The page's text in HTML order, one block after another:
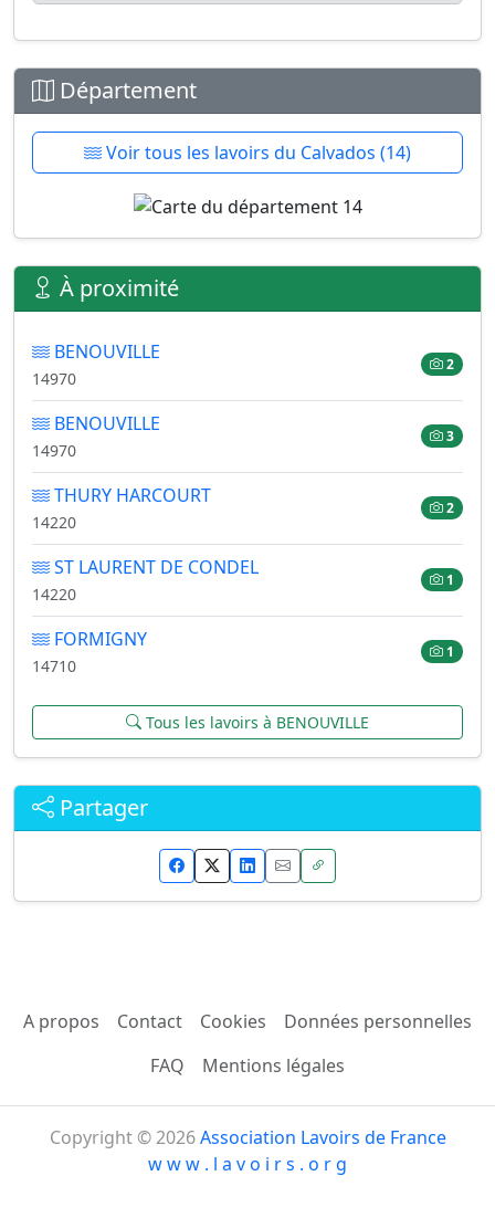
Département
Voir tous les lavoirs du Calvados (14)
À proximité
BENOUVILLE
14970
2
BENOUVILLE
14970
3
THURY HARCOURT
14220
2
ST LAURENT DE CONDEL
14220
1
FORMIGNY
14710
1
Tous les lavoirs à BENOUVILLE
Partager
A propos Contact Cookies
Données personnelles
FAQ
Mentions légales
Copyright © 2026Association Lavoirs de France
w w w . l a v o i r s . o r g